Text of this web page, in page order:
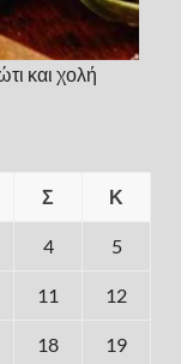
και χολή
Σ Κ
4 5
11 12
18 19